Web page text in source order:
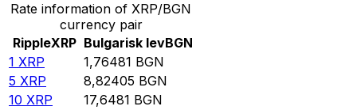
Rate information of XRP/BGN
currency pair
RippleXRP Bulgarisk levBGN
1 XRP 1,76481 BGN
5 XRP 8,82405 BGN
10 XRP 17,6481 BGN